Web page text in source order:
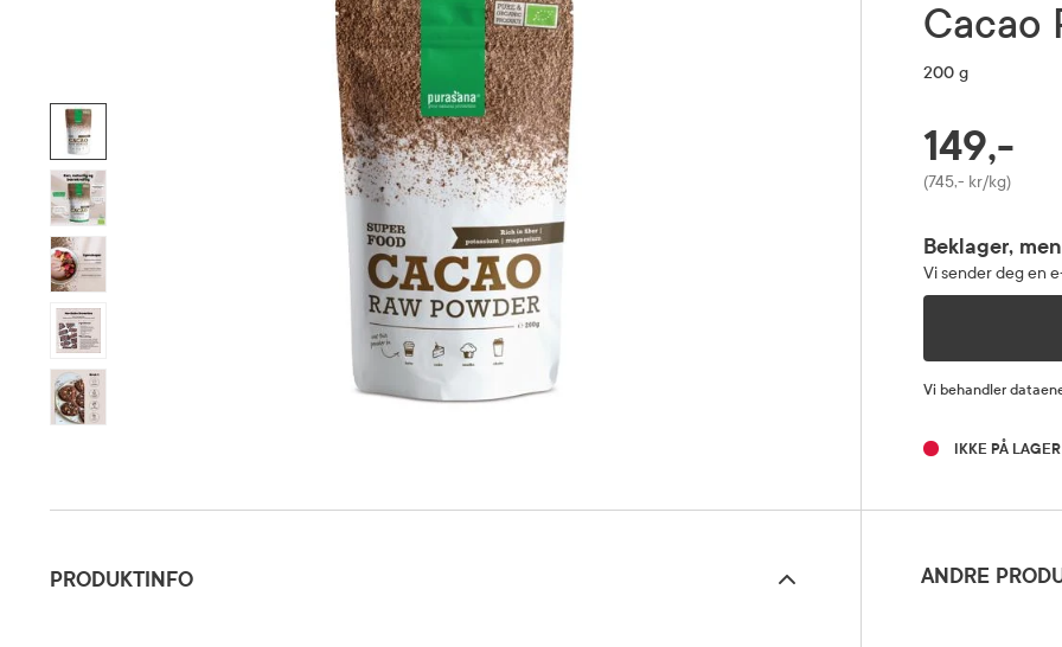
200 g
RABATTPROSENT
Pris
149,-
(745,- kr/kg)
Beklager,
Vi sender deg en
Vi behandler
IKKE PÅ LAGER
PRODUKTINFO ANDRE